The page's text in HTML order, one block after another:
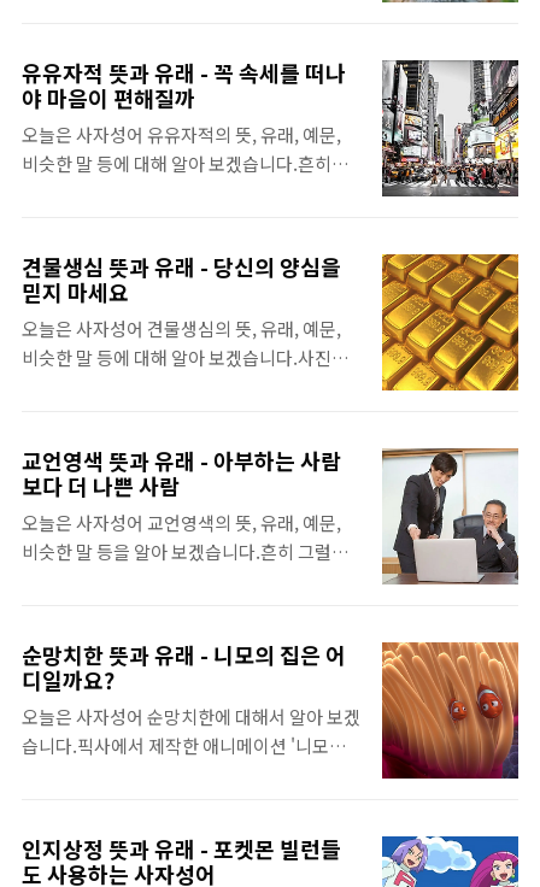
남겨두는 것이 현명합니다. 사람들은 대부분
오래된 기억을 자신도 모르게 원하는 방향으로
만 떠올리는 습관이 있습니다. 그렇다고, 좋았
던 기억으로 남은 것을 굳이 비틀어야 한다는
얘기는 아닙니다. 어느 날, 어렸을 때의 죽마..
아니지만 중간에서 그럭저럭 자신의 앞가림을
제법 잘하면서 살아가는 동물 중에 하나입니
다. 수 많은 우화나 동화책에서도 여우는 자신
이 처한 위기를 잘 넘기고 잔꾀에 능한 동물로
기는 것과 동시에 자신에게 유리한 상황을 만
드는 탁월함을 보입니다. 하지만, 대부분 여우
의 처세술을 마냥 좋게만 여기지는 않는데요.
그 이유는 너무 자신의 이익만 생각하고 자신
보다 약한 것에는 인색하기 때문입니다. 우리
유유자적 뜻과 유래 - 꼭 속세를 떠나
야 마음이 편해질까
오늘은 사자성어 유유자적의 뜻, 유래, 예문,
비슷한 말 등에 대해 알아 보겠습니다.흔히들
말합니다. 유유자적에서 '유유(悠悠)'는 여러
가지 뜻이 있지만 여기에서는 '한가롭게 자유
로운 상태'를 의미하고, 자적(自適)은 '자기 마
음대로 행동하는 것'을 의미합니다. 한마디로
할 수 있습니다. 유유자적 뜻사자성어 유유자
적은 悠(멀, 한가할 유), 悠(멀, 한가할 유), 自
(스스로 자), 適(맞을, 좇을 적)이라고 쓰는데,
한자어 그대로 해석하면 '스스로 행동을 결정
할 수 있는 한가로..
견물생심 뜻과 유래 - 당신의 양심을
믿지 마세요
오늘은 사자성어 견물생심의 뜻, 유래, 예문,
비슷한 말 등에 대해 알아 보겠습니다.사진처
을 대면 안된다는 것 쯤은 알고 있으니 실제로
행동에 옮기는 사람은 드물겠지만 그 마음이야
어쩔 수 없는 것이죠. 이처럼 남의 물건을 보면
본능적으로 가지고 싶은 마음이 생길 때를 바
수 있지만, 그렇지 않습니다. 사람이라면 누구
나 생겨나는 마음인데, 중요한 것은 그런 마음
이 나쁜 행동으로 이어지지 않도록 어떻게 마
음을 다스려야 할지 생각해 보는 것입니다. 더
자세히 알아볼까요? 견물생심 뜻사자..
교언영색 뜻과 유래 - 아부하는 사람
보다 더 나쁜 사람
오늘은 사자성어 교언영색의 뜻, 유래, 예문,
비슷한 말 등을 알아 보겠습니다.흔히 그럴싸
사람은 어진 사람이 적다."라고 하였습니다.
학생이나 성인이나 사람은 기본적으로 조리있
게 말하는 능력이 있으면 신뢰를 얻을 수 있는
데, 자신감과 확신에 찬 말투와 그에 걸맞은 행
을 하는 사람 중에 어떻게 아첨하는 사람을 알
아낼 수 있을까요?공자가 했던 말에 그 해답이
순망치한 뜻과 유래 - 니모의 집은 어
디일까요?
오늘은 사자성어 순망치한에 대해서 알아 보겠
습니다.픽사에서 제작한 애니메이션 '니모를
가 살고 있는 바닷 속 집이 나오는데 바람에 날
인지상정 뜻과 유래 - 포켓몬 빌런들
도 사용하는 사자성어